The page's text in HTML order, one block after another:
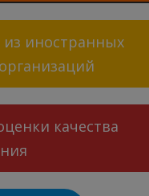
из иностранных
качества